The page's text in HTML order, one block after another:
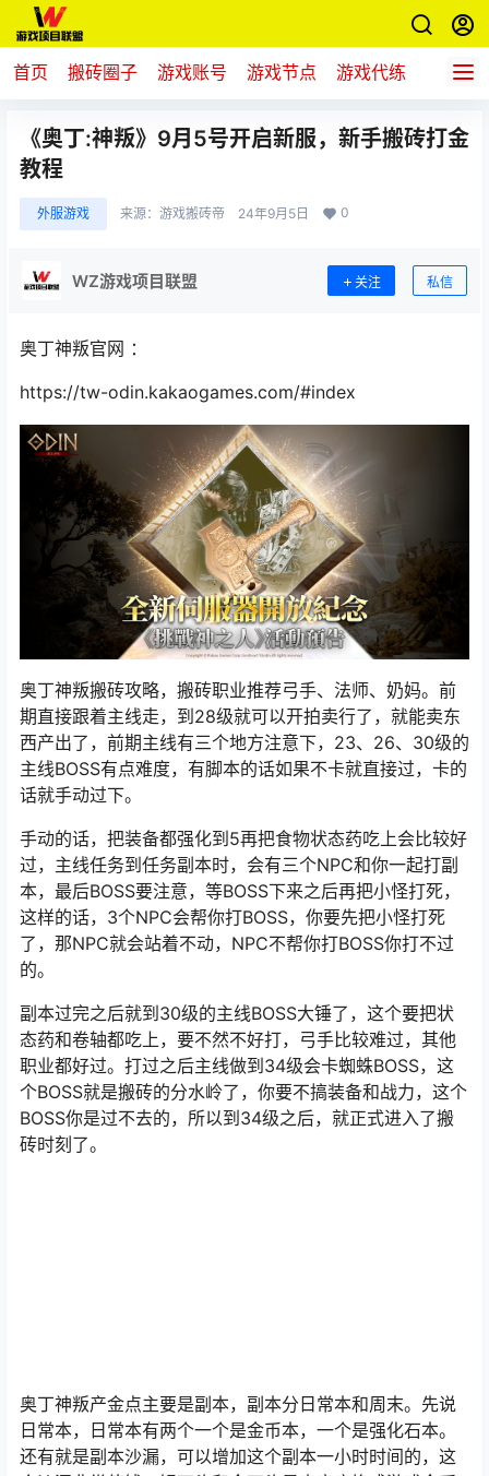
首页 搬砖圈子 游戏账号 游戏节点 游戏代练 新游推
《奥丁:神叛》9月5号开启新服，新手搬砖打金
教程
外服游戏 来源： 游戏搬砖帝 24年9月5日 0
WZ游戏项目联盟 关注 私信
奥丁神叛官网 ：
https://tw-odin.kakaogames.com/#index
奥丁神叛搬砖攻略，搬砖职业推荐弓手、法师、奶妈。前
期直接跟着主线走，到28级就可以开拍卖行了，就能卖东
西产出了，前期主线有三个地方注意下，23、26、30级的
主线BOSS有点难度，有脚本的话如果不卡就直接过，卡的
话就手动过下。
手动的话，把装备都强化到5再把食物状态药吃上会比较好
过，主线任务到任务副本时，会有三个NPC和你一起打副
本，最后BOSS要注意，等BOSS下来之后再把小怪打死，
这样的话，3个NPC会帮你打BOSS，你要先把小怪打死
了，那NPC就会站着不动，NPC不帮你打BOSS你打不过
的。
副本过完之后就到30级的主线BOSS大锤了，这个要把状
态药和卷轴都吃上，要不然不好打，弓手比较难过，其他
职业都好过。打过之后主线做到34级会卡蜘蛛BOSS，这
个BOSS就是搬砖的分水岭了，你要不搞装备和战力，这个
BOSS你是过不去的，所以到34级之后，就正式进入了搬
砖时刻了。
奥丁神叛产金点主要是副本，副本分日常本和周末。先说